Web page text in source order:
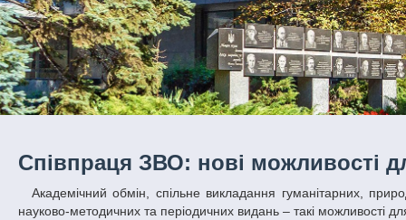
Співпраця ЗВО: нові можливості
Академічний обмін, спільне викладання гуманітарних, природничих, технічних та соціально-економічних дисциплін, розширення вибору
науково-методичних та періодичних видань – такі можливості